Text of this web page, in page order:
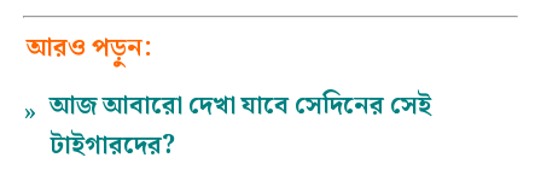
আরও পড়ুন:
» আজ আবারো দেখা যাবে সেদিনের সেই
টাইগারদের?